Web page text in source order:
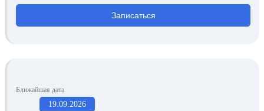
Записаться
Ближайшая дата
19.09.2026